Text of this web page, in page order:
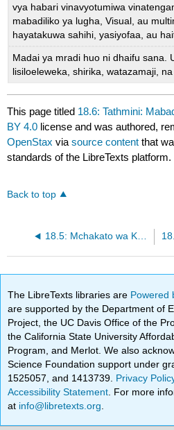
vya habari vinavyotumiwa
mabadiliko ya lugha, Visual, au
hayatakuwa sahihi, yasiyofaa, au
Madai ya mradi huo ni dhaifu sana.
lisiloeleweka, shirika, watazamaji,
This page titled 18.6: Tathmini:
BY 4.0 license and was authored,
OpenStax viasource content that
standards of the LibreTexts platform.
Back to top
18.5: Mchakato wa Kuandika: Unda Mradi wa Utetezi wa Multimodal
The LibreTexts libraries are Powered
are supported by the Department of
Project, the UC Davis Office of the
the California State University
Program, and Merlot. We also
Science Foundation support under
1525057, and 1413739. Privacy
Accessibility Statement . For more
at info@libretexts.org